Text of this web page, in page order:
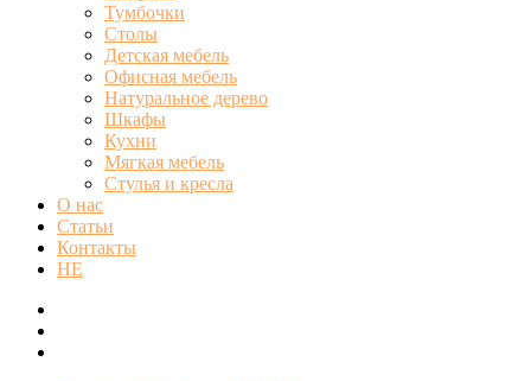
Тумбочки
Столы
Детская мебель
Офисная мебель
Натуральное дерево
Шкафы
Кухни
Мягкая мебель
Стулья и кресла
О нас
Статьи
Контакты
HE